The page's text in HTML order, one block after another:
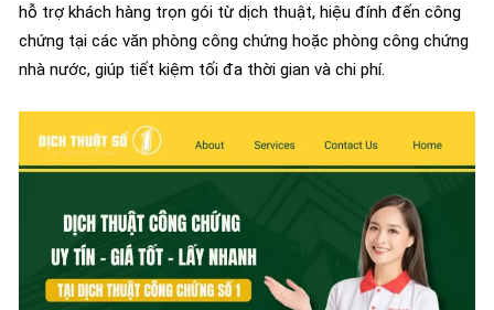
hỗ trợ khách hàng trọn gói từ dịch thuật, hiệu đính đến công
chứng tại các văn phòng công chứng hoặc phòng công chứng
nhà nước, giúp tiết kiệm tối đa thời gian và chi phí.